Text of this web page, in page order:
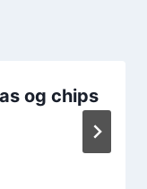
og chips